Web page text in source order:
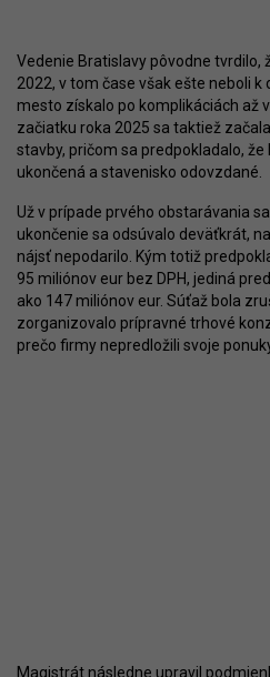
Vedenie Bratislavy pôvodne tvrdilo,
2022, v tom čase však ešte neboli
mesto získalo po komplikáciách až
začiatku roka 2025 sa taktiež začala
stavby, pričom sa predpokladalo,
ukončená a stavenisko odovzdané.
Už v prípade prvého obstarávania
ukončenie sa odsúvalo deväťkrát,
nájsť nepodarilo. Kým totiž
95 miliónov eur bez DPH, jediná
ako 147 miliónov eur. Súťaž bola
zorganizovalo prípravné trhové
prečo firmy nepredložili svoje
Magistrát následne upravil